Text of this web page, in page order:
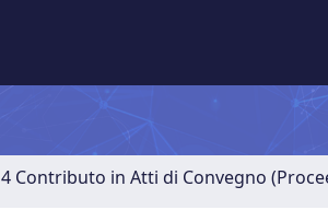
4 Contributo in Atti di Convegno